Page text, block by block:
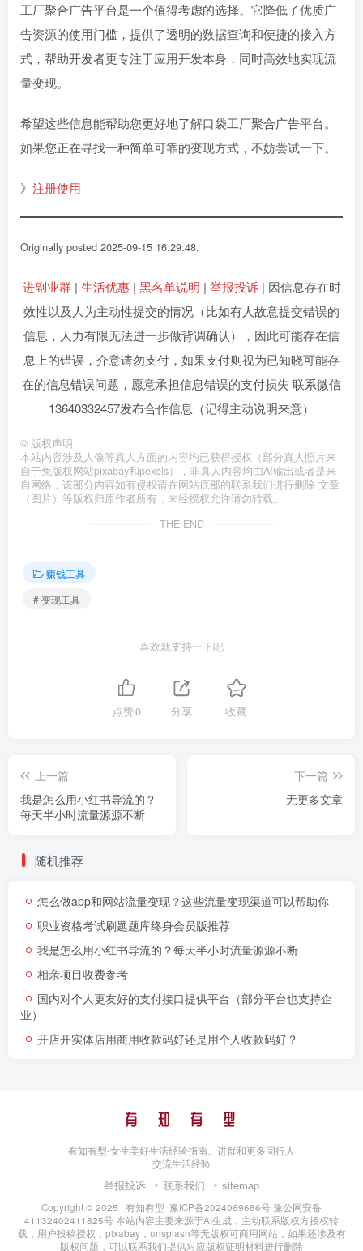
工厂聚合广告平台是一个值得考虑的选择。它降低了优质广
告资源的使用门槛，提供了透明的数据查询和便捷的接入方
式，帮助开发者更专注于应用开发本身，同时高效地实现流
量变现。
希望这些信息能帮助您更好地了解口袋工厂聚合广告平台。
如果您正在寻找一种简单可靠的变现方式，不妨尝试一下。
》 注册使用
Originally posted 2025-09-15 16:29:48.
进副业群| 生活优惠| 黑名单说明 | 举报投诉| 因信息存在时
效性以及人为主动性提交的情况（比如有人故意提交错误的
信息，人力有限无法进一步做背调确认），因此可能存在信
息上的错误，介意请勿支付，如果支付则视为已知晓可能存
在的信息错误问题，愿意承担信息错误的支付损失 联系微信
13640332457发布合作信息（记得主动说明来意）
© 版权声明
本站内容涉及人像等真人方面的内容均已获得授权（部分真人照片来
自于免版权网站pixabay和pexels），非真人内容均由AI输出或者是来
自网络，该部分内容如有侵权请在网站底部的联系我们进行删除 文章
（图片）等版权归原作者所有，未经授权允许请勿转载。
THE END
赚钱工具
# 变现工具
喜欢就支持一下吧
点赞0 分享 收藏
上一篇
我是怎么用小红书导流的？
每天半小时流量源源不断
下一篇
无更多文章
随机推荐
怎么做app和网站流量变现？这些流量变现渠道可以帮助你
职业资格考试刷题题库终身会员版推荐
我是怎么用小红书导流的？每天半小时流量源源不断
相亲项目收费参考
国内对个人更友好的支付接口提供平台（部分平台也支持企
业）
开店开实体店用商用收款码好还是用个人收款码好？
有知有型-女生美好生活经验指南。进群和更多同行人
交流生活经验
举报投诉 联系我们 sitemap
Copyright © 2025 · 有知有型 豫ICP备2024069686号 豫公网安备
41132402411825号本站内容主要来源于AI生成，主动联系版权方授权转
载，用户投稿授权，pixabay，unsplash等无版权可商用网站，如果还涉及有
版权问题，可以联系我们提供对应版权证明材料进行删除